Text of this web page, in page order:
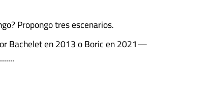
Propongo tres escenarios.
Bachelet en 2013 o Boric en 2021—